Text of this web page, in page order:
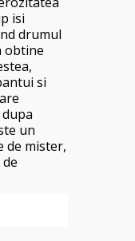
isi
drumul
obtine
si
un
de mister,